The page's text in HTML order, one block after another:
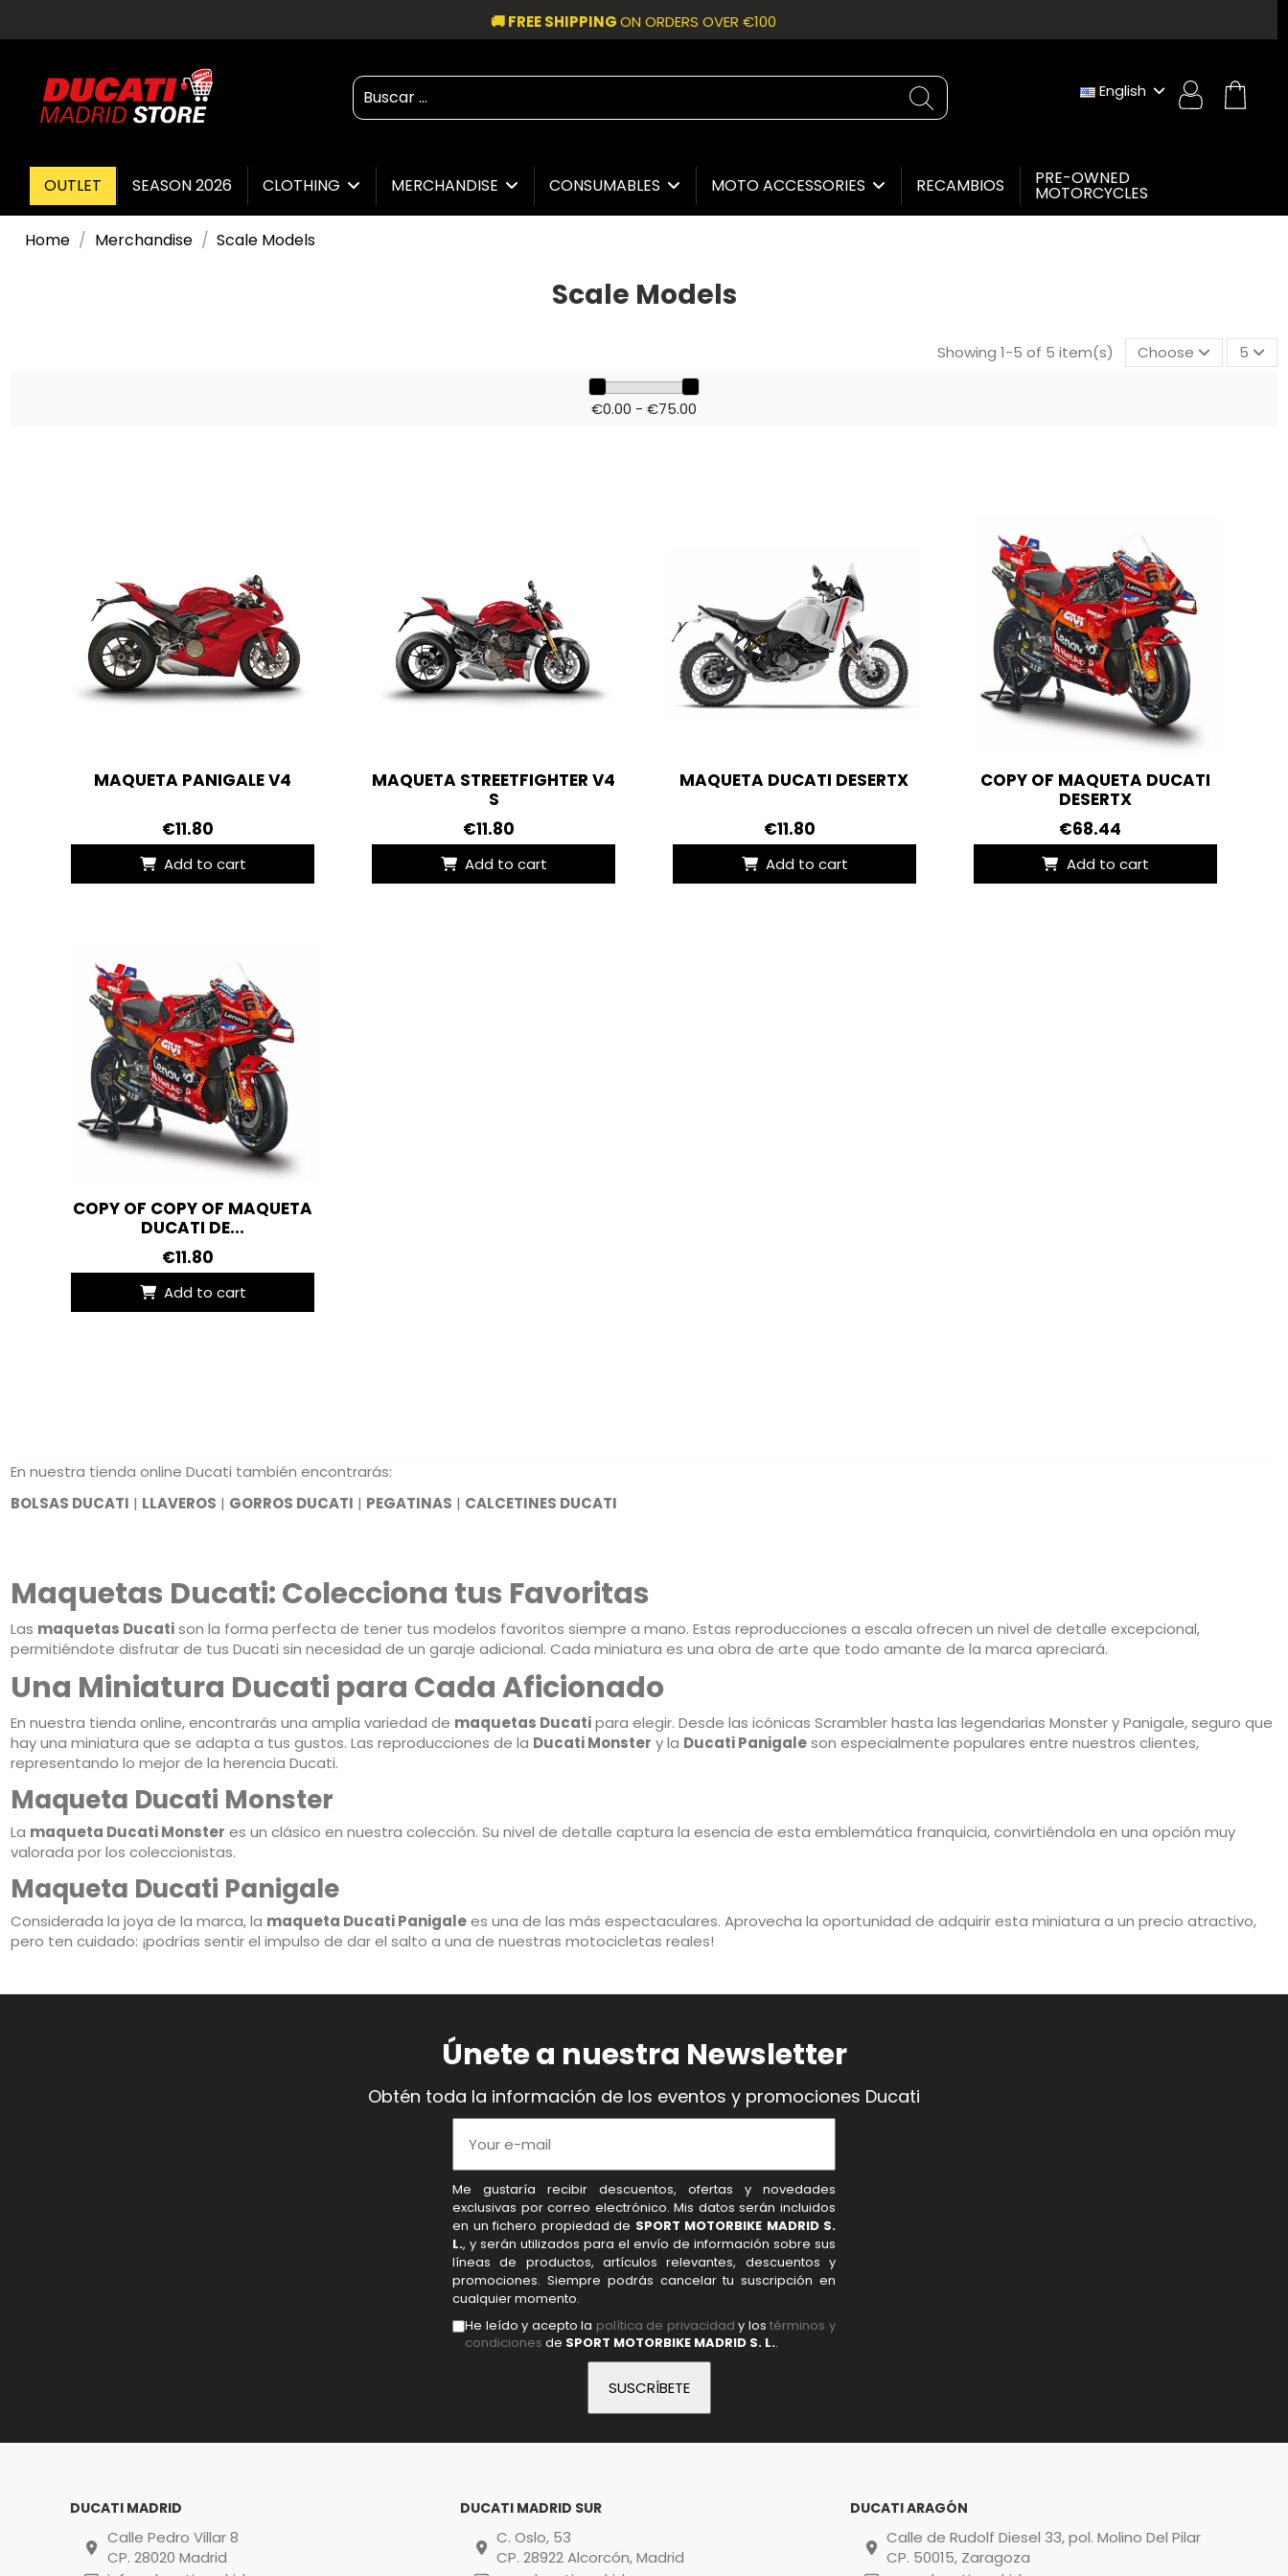
🚚 FREE SHIPPINGON ORDERS OVER €100
English
OUTLET SEASON 2026 CLOTHING MERCHANDISE CONSUMABLES MOTO ACCESSORIES RECAMBIOS PRE-OWNED
MOTORCYCLES
Home Merchandise Scale Models
Scale Models
Showing 1-5 of 5 item(s) Choose 5
€0.00 - €75.00
MAQUETA PANIGALE V4
€11.80
Add to cart
MAQUETA STREETFIGHTER V4
S
€11.80
Add to cart
MAQUETA DUCATI DESERTX
€11.80
Add to cart
COPY OF MAQUETA DUCATI
DESERTX
€68.44
Add to cart
COPY OF COPY OF MAQUETA
DUCATI DE...
€11.80
Add to cart
En nuestra tienda online Ducati también encontrarás:
BOLSAS DUCATI | LLAVEROS | GORROS DUCATI | PEGATINAS | CALCETINES DUCATI
Maquetas Ducati: Colecciona tus Favoritas
Las maquetas Ducatison la forma perfecta de tener tus modelos favoritos siempre a mano. Estas reproducciones a escala ofrecen un nivel de detalle excepcional,
permitiéndote disfrutar de tus Ducati sin necesidad de un garaje adicional. Cada miniatura es una obra de arte que todo amante de la marca apreciará.
Una Miniatura Ducati para Cada Aficionado
En nuestra tienda online, encontrarás una amplia variedad de maquetas Ducatipara elegir. Desde las icónicas Scrambler hasta las legendarias Monster y Panigale, seguro que
hay una miniatura que se adapta a tus gustos. Las reproducciones de la Ducati Monster y la Ducati Panigaleson especialmente populares entre nuestros clientes,
representando lo mejor de la herencia Ducati.
Maqueta Ducati Monster
La maqueta Ducati Monster es un clásico en nuestra colección. Su nivel de detalle captura la esencia de esta emblemática franquicia, convirtiéndola en una opción muy
valorada por los coleccionistas.
Maqueta Ducati Panigale
Considerada la joya de la marca, la maqueta Ducati Panigalees una de las más espectaculares. Aprovecha la oportunidad de adquirir esta miniatura a un precio atractivo,
pero ten cuidado: ¡podrías sentir el impulso de dar el salto a una de nuestras motocicletas reales!
Únete a nuestra Newsletter
Obtén toda la información de los eventos y promociones Ducati
Me gustaría recibir descuentos, ofertas y novedades
exclusivas por correo electrónico. Mis datos serán incluidos
en un fichero propiedad de SPORT MOTORBIKE MADRID S.
L., y serán utilizados para el envío de información sobre sus
líneas de productos, artículos relevantes, descuentos y
promociones. Siempre podrás cancelar tu suscripción en
cualquier momento.
He leído y acepto la política de privacidad y lostérminos y
condiciones de SPORT MOTORBIKE MADRID S. L..
DUCATI MADRID
Calle Pedro Villar 8
CP. 28020 Madrid
DUCATI MADRID SUR
C. Oslo, 53
CP. 28922 Alcorcón, Madrid
DUCATI ARAGÓN
Calle de Rudolf Diesel 33, pol. Molino Del Pilar
CP. 50015, Zaragoza